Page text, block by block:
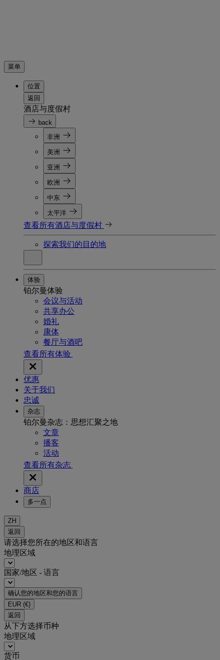
菜单
位置
返回
酒店与度假村
back
非洲
美洲
亚洲
欧洲
中东
太平洋
查看所有酒店与度假村
探索我们的目的地
体验
铂尔曼体验
会议与活动
共享办公
婚礼
康体
餐厅与酒吧
查看所有体验
优惠
关于我们
忠诚
杂志
铂尔曼杂志：思想汇聚之地
文章
播客
活动
查看所有杂志
商店
多一点
ZH
返回
请选择您所在的地区和语言
地理区域
国家/地区 - 语言
确认您的地区和您的语言
EUR (€)
返回
从下方选择币种
地理区域
货币